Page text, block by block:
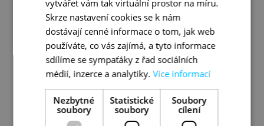
Změna programu vyhrazena.
Pořadí navštívených míst může být
změněno.
Minimální počet účastníků: 15.
NÁROČNOST 🥾🥾
Délka jednotlivých denních etap se pohybuje v
10 – 15 km
. Jedná se o pohodovou
vytvářet vám tak virtuální prostor na míru.
Skrze nastavení cookies se k nám
dostávají cenné informace o tom, jak web
používáte, co vás zajímá, a tyto informace
sdílíme se sympaťáky z řad sociálních
médií, inzerce a analytiky. Více informací
Nezbytné
soubory
Statistické
soubory
Soubory
cílení